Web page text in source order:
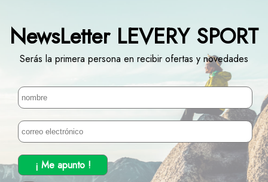
NewsLetter LEVERY SPORT
Serás la primera persona en recibir ofertas y novedades
¡ Me apunto !